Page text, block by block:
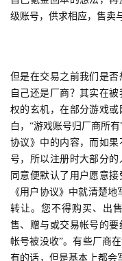
首
页
游
茶
级账号，供求相应，售卖
但是在交易之前我们是否
自己还是厂商？其实在
权的玄机，在部分游戏
白，“游戏账号归厂商所
协议》中的内容，而如
号，所以注册时大部分
同意便默认了用户愿意
《用户协议》中就清楚
转让。您不得购买、出
售、赠与或交易帐号的
帐号被没收”。有些厂商
有的话，但是基本上都会